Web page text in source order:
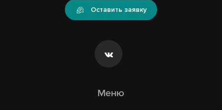
Оставить заявку
Меню